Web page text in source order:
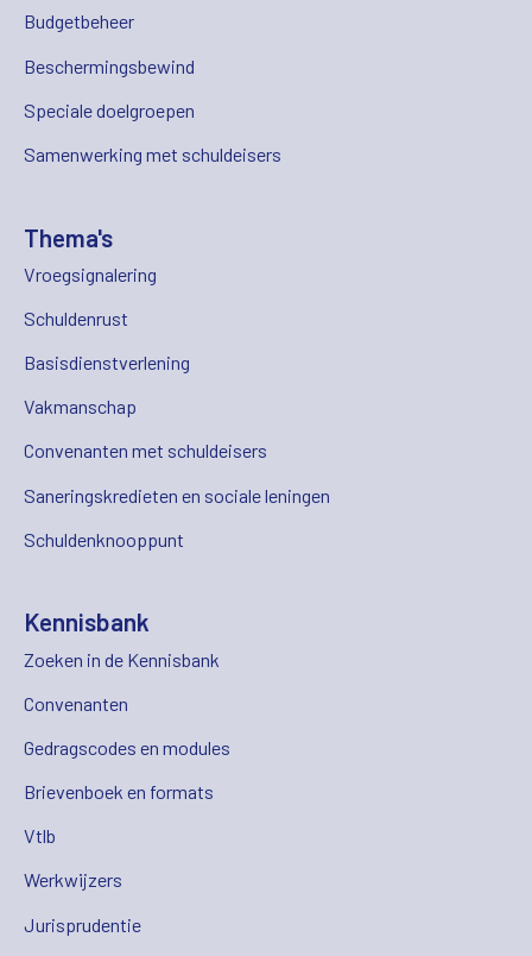
Budgetbeheer
Beschermingsbewind
Speciale doelgroepen
Samenwerking met schuldeisers
Thema's
Vroegsignalering
Schuldenrust
Basisdienstverlening
Vakmanschap
Convenanten met schuldeisers
Saneringskredieten en sociale leningen
Schuldenknooppunt
Kennisbank
Zoeken in de Kennisbank
Convenanten
Gedragscodes en modules
Brievenboek en formats
Vtlb
Werkwijzers
Jurisprudentie